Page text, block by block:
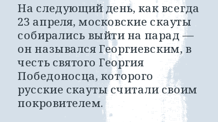
На следующий день, как всегда
23 апреля, московские скауты
собирались выйти на парад —
он назывался Георгиевским, в
честь святого Георгия
Победоносца, которого
русские скауты считали своим
покровителем.